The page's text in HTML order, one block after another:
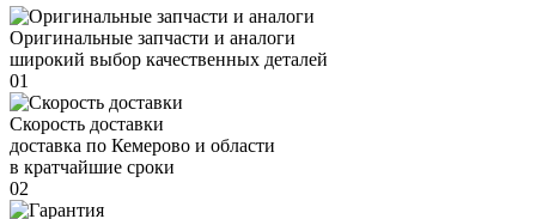
Оригинальные запчасти и аналоги
широкий выбор качественных деталей
01
Скорость доставки
доставка по Кемерово и области
в кратчайшие сроки
02